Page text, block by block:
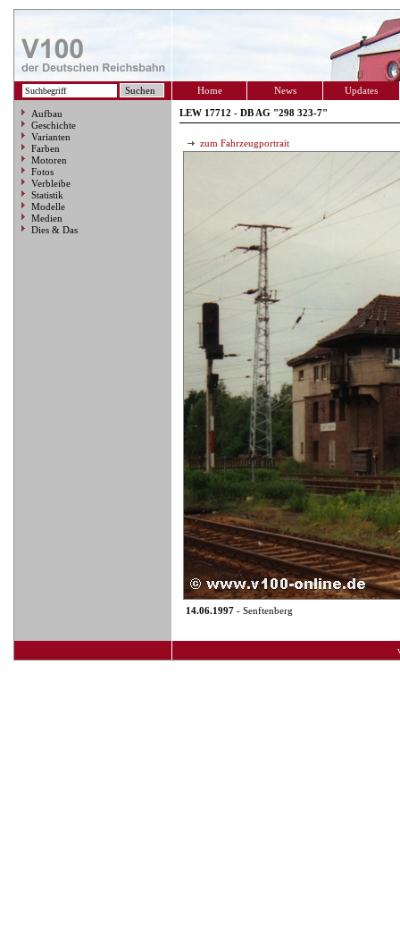
Home News Updates
Aufbau
Geschichte
Varianten
Farben
Motoren
Fotos
Verbleibe
Statistik
Modelle
Medien
Dies & Das
LEW 17712 - DB AG "298 323-7"
zum Fahrzeugportrait
14.06.1997 - Senftenberg